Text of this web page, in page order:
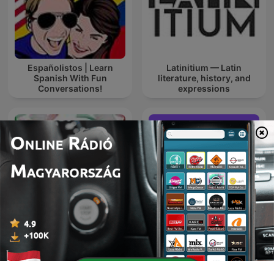
Españolistos | Learn
Spanish With Fun
Conversations!
Latinitium — Latin
literature, history, and
expressions
ITALIA ITALIANI E
ITALIANERIE - Italian
language podcast
Easy English Stories -
English Listening &
Vocabulary